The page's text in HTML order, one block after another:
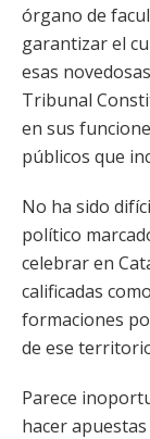
órgano de
garantizar el
esas
Tribunal
en sus
públicos que
No ha sido
político
celebrar en
calificadas
formaciones
de ese
Parece
hacer